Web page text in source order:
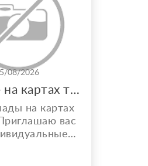
08/2026
Гадание на картах таро
на картах
Приглашаю вас